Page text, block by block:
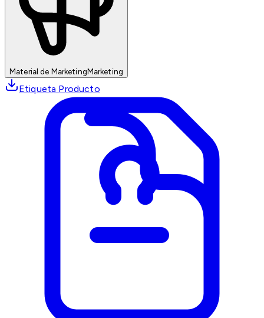
Material de MarketingMarketing
Etiqueta Producto